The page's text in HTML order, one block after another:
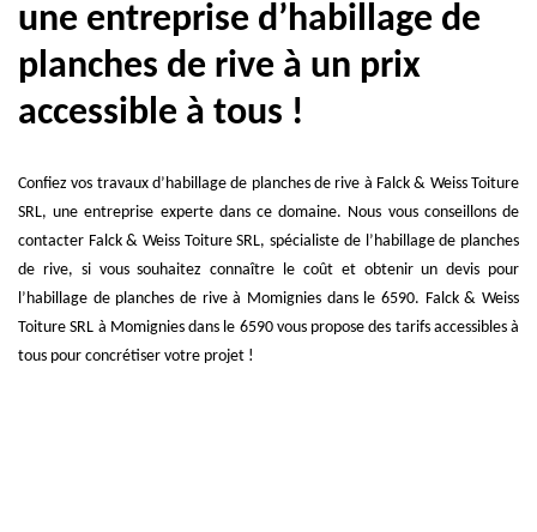
une entreprise d’habillage de
planches de rive à un prix
accessible à tous !
Confiez vos travaux d’habillage de planches de rive à Falck & Weiss Toiture
SRL, une entreprise experte dans ce domaine. Nous vous conseillons de
contacter Falck & Weiss Toiture SRL, spécialiste de l’habillage de planches
de rive, si vous souhaitez connaître le coût et obtenir un devis pour
l’habillage de planches de rive à Momignies dans le 6590. Falck & Weiss
Toiture SRL à Momignies dans le 6590 vous propose des tarifs accessibles à
tous pour concrétiser votre projet !